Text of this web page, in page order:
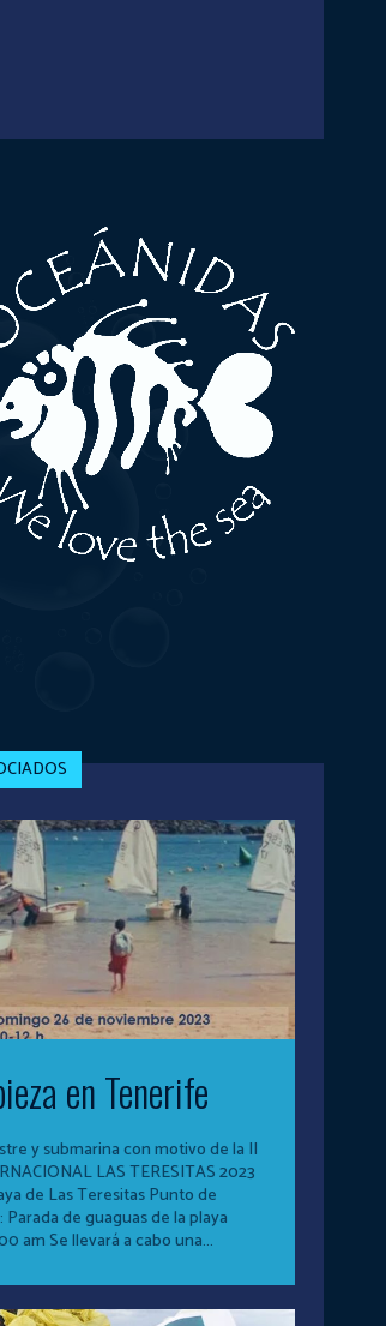
en Tenerife
y submarina con motivo de la II
LAS TERESITAS 2023
Las Teresitas Punto de
de guaguas de la playa
Hora: 10:00 am Se llevará a cabo una...